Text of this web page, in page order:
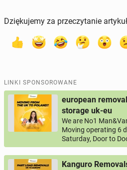
Dziękujemy za przeczytanie
LINKI SPONSOROWANE
european
storage uk-eu
We are No1
Moving operating 6
Saturday, Door to
Kanguro